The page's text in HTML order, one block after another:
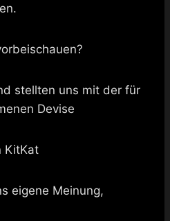
stellten uns mit der für
Devise
KitKat
eigene Meinung,